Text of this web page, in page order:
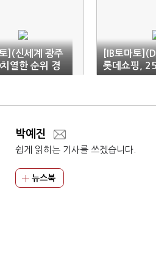
](신세계 광주
열한 순위 경
수익성 활로
[IB토마토
롯데쇼핑,
금 조달…전
박예진
쉽게 읽히는 기사를 쓰겠습니다.
뉴스북